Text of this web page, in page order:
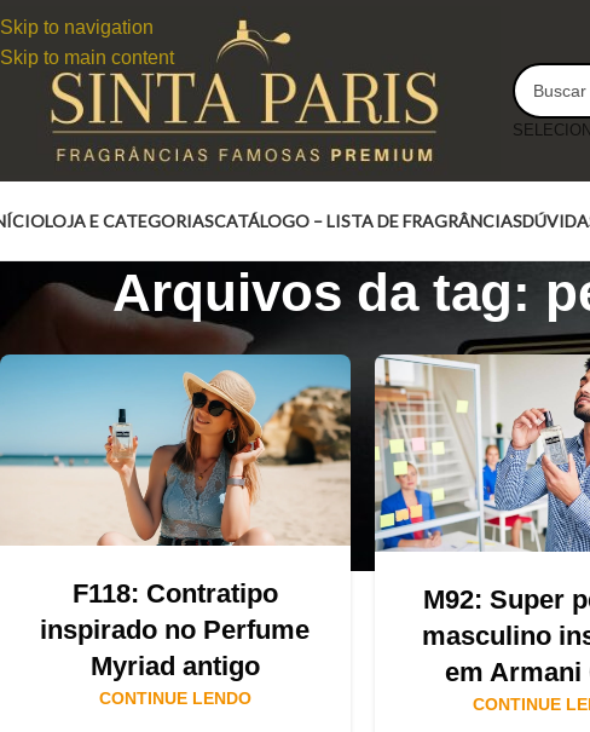
Skip to navigation
Skip to main content
LOJA E CATEGORIASCATÁLOGO – LISTA DE FRAGRÂNCIAS
Arquivos da tag:
F118: Contratipo
inspirado no Perfume
Myriad antigo
CONTINUE LENDO
M92: Super
masculino
em Armani
CONTINUE